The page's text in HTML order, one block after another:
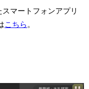
マートフォンアプリ
こちら